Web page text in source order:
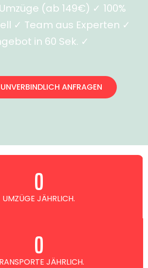
(ab 149€) ✓ 100%
✓ Team aus Experten ✓
in 60 Sek. ✓
ANFRAGEN
UMZÜGE JÄHRLICH.
0
JÄHRLICH.
0